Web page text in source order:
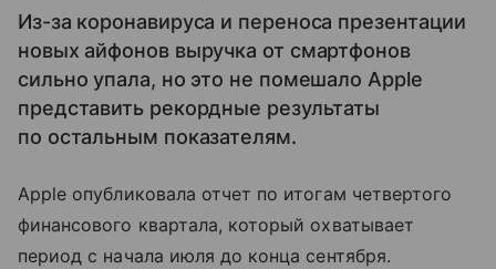
Из-за коронавируса и переноса презентации
новых айфонов выручка от смартфонов
сильно упала, но это не помешало Apple
представить рекордные результаты
по остальным показателям.
Apple опубликовала отчет по итогам четвертого
финансового квартала, который охватывает
период с начала июля до конца сентября.